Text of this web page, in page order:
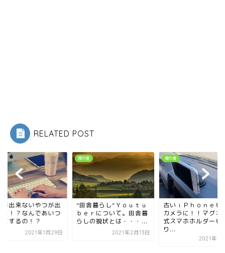
RELATED POST
暮らし”Ｙｏｕｔｕ
ｒについて。田舎暮
現状とは・・・...
2021年2月13日
独り言
古いｉＰｈｏｎｅを車載
カメラに！！マグネット
式スマホホルダーを取
独り言
仕事が出来ないやつ